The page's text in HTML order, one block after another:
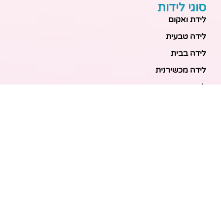
סוגי לידות
לידת ואקום
לידה טבעית
לידה בבית
לידה מכשירנית
לידה בבית